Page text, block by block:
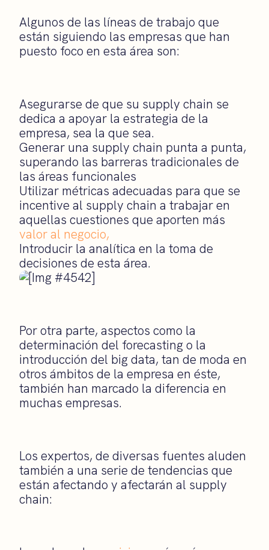
Algunos de las líneas de trabajo que
están siguiendo las empresas que han
puesto foco en esta área son:
Asegurarse de que su supply chain se
dedica a apoyar la estrategia de la
empresa, sea la que sea.
Generar una supply chain punta a punta,
superando las barreras tradicionales de
las áreas funcionales
Utilizar métricas adecuadas para que se
incentive al supply chain a trabajar en
aquellas cuestiones que aporten más
valor al negocio,
Introducir la analítica en la toma de
decisiones de esta área.
Por otra parte, aspectos como la
determinación del forecasting o la
introducción del big data, tan de moda en
otros ámbitos de la empresa en éste,
también han marcado la diferencia en
muchas empresas.
Los expertos, de diversas fuentes aluden
también a una serie de tendencias que
están afectando y afectarán al supply
chain: